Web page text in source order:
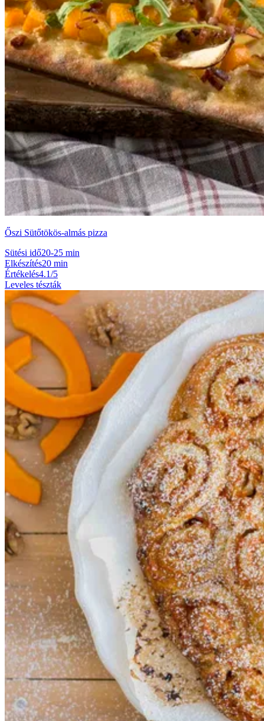
Őszi Sütőtökös-almás pizza
Sütési idő20-25 min
Elkészítés20 min
Értékelés4.1/5
Leveles tészták